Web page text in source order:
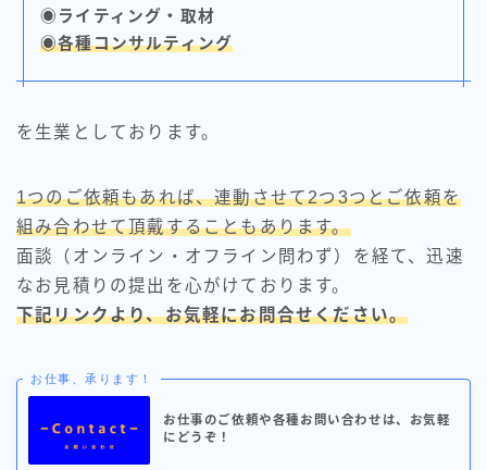
◉ライティング・取材
◉各種コンサルティング
を生業としております。
1つのご依頼もあれば、連動させて2つ3つとご依頼を
組み合わせて頂戴することもあります。
面談（オンライン・オフライン問わず）を経て、迅速
なお見積りの提出を心がけております。
下記リンクより、お気軽にお問合せください。
お仕事、承ります！
お仕事のご依頼や各種お問い合わせは、お気軽
にどうぞ！